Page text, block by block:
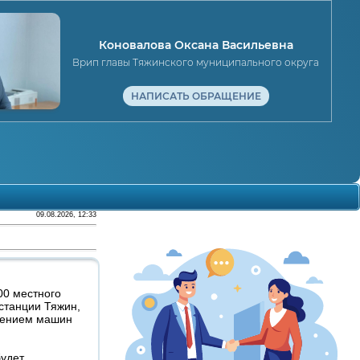
Коновалова Оксана Васильевна
Врип главы Тяжинского муниципального округа
НАПИСАТЬ ОБРАЩЕНИЕ
09.08.2026, 12:33
местного
Тяжин,
машин